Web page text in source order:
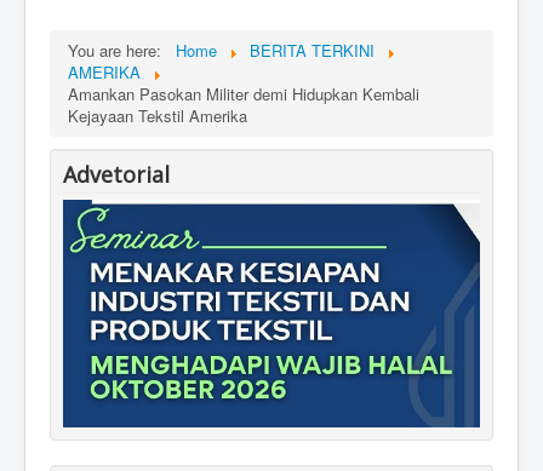
You are here: Home
BERITA TERKINI
AMERIKA
Amankan Pasokan Militer demi Hidupkan Kembali
Kejayaan Tekstil Amerika
Advetorial